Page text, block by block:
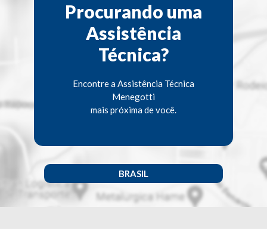
Procurando uma
Assistência
Técnica?
Encontre a Assistência Técnica
Menegotti
mais próxima de você.
BRASIL